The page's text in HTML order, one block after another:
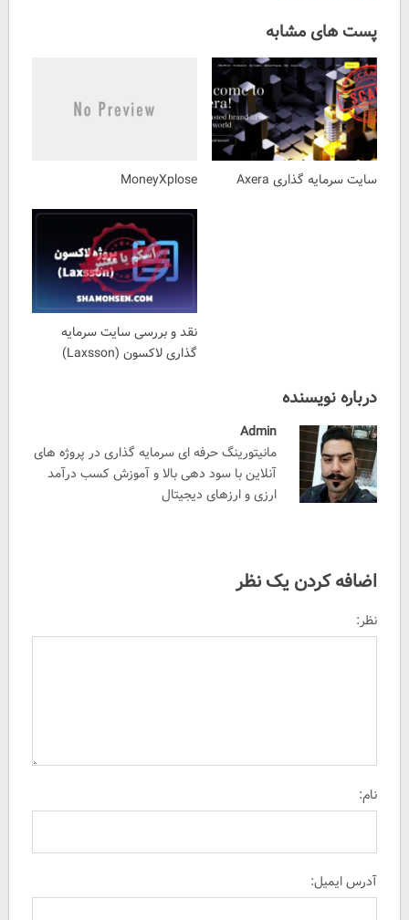
پست های مشابه
MoneyXplose سایت سرمایه گذاری Axera
نقد و بررسی سایت سرمایه
گذاری لاکسون (Laxsson)
درباره نویسنده
Admin
مانیتورینگ حرفه ای سرمایه گذاری در پروژه های
آنلاین با سود دهی بالا و آموزش کسب درآمد
ارزی و ارزهای دیجیتال
اضافه کردن یک نظر
نظر:
نام:
آدرس ایمیل: